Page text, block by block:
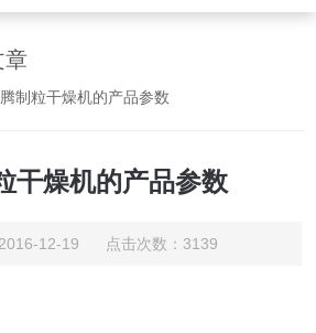
章
制粒干燥机的产品参数
干燥机的产品参数
2016-12-19 点击次数：3139